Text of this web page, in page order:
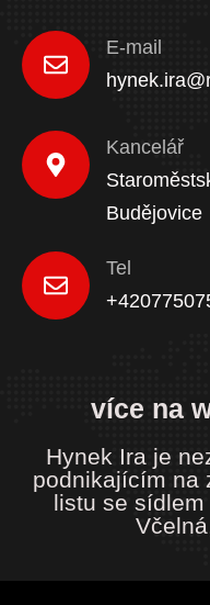
E-mail
Kancelář
Budějovice
Tel
více na
Hynek Ira je
podnikajícím na
listu se